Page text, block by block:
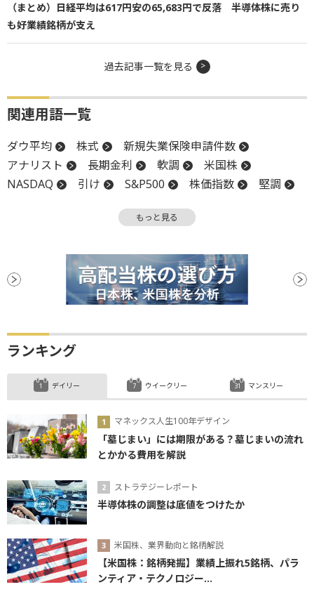
（まとめ）日経平均は617円安の65,683円で反落 半導体株に売り
も好業績銘柄が支え
過去記事一覧を見る
関連用語一覧
ダウ平均 株式
新規失業保険申請件数
アナリスト
長期金利 軟調
米国株
NASDAQ
引け S&P500 株価指数
堅調
もっと見る
ランキング
デイリー
マネックス人生100年デザイン
「墓じまい」には期限がある？墓じまいの流れ
とかかる費用を解説
ストラテジーレポート
半導体株の調整は底値をつけたか
米国株、業界動向と銘柄解説
【米国株：銘柄発掘】業績上振れ5銘柄、パラ
ンティア・テクノロジー...
ウイークリー マンスリー